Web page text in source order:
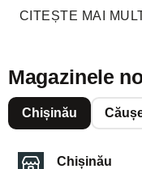
CITEȘTE MAI
Magazinele
Chișinău
Chișinău